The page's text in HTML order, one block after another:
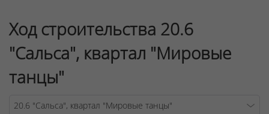
Ход строительства 20.6
"Сальса", квартал "Мировые
танцы"